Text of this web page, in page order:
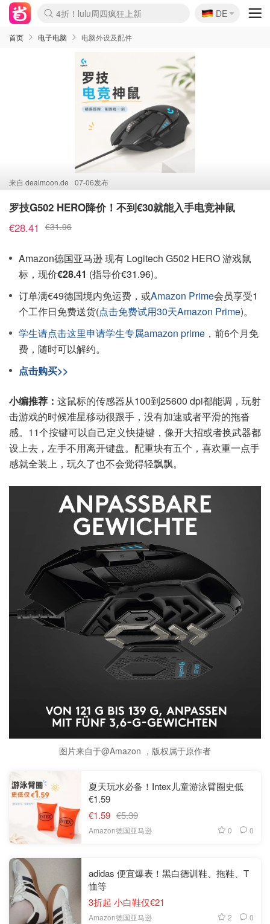
Boticinal 夏促开抢！
4折！lulu周四疯狂上新
还没结束！&OtherStories大促
Joybuy变相75折 随时失效
速领！Stanley独家85折
疑似霸哥！Camper额外叠85折
Zalando 奥莱闪促！每日更新
Moncler反季囤！5折起+叠9折
Coach Brooklyn仅€192
🇩🇪
DE
首页 电子电脑 电脑外设及配件
来自 dealmoon.de 07-06发布
罗技G502 HERO降价！不到€30就能入手电竞神鼠
€28.41 €31.96
Amazon德国亚马逊 现有 Logitech G502 HERO 游戏鼠
标，现价€28.41 (指导价€31.96)。
订单满€49德国境内免运费，或Amazon Prime会员享受1
个工作日免费送货(点击免费试用30天Amazon Prime)。
学生请点击这里申请学生专属amazon prime ，前6个月免
费，随时可以解约。
点击购买>>
小编推荐： 这鼠标的传感器从100到25600 dpi都能调，玩射
击游戏的时候准星移动很跟手，没有加速或者平滑的拖沓
感。11个按键可以自己定义快捷键，像开大招或者换武器都
设上去，左手不用离开键盘。配重块有五个，喜欢重一点手
感就全装上，玩久了也不会觉得轻飘飘。
图片来自于@Amazon ，版权属于原作者
夏天玩水必备！Intex儿童游泳臂圈史低
€1.59
€1.59 €5.39
Amazon德国亚马逊 0 0
adidas 便宜爆表！黑白德训鞋、拖鞋、T
恤等
3折起 小白鞋仅€21
Amazon德国亚马逊 2 0